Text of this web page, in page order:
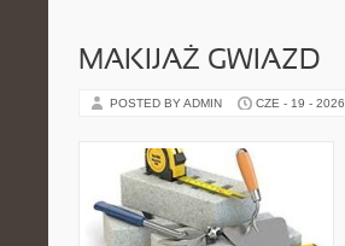
MAKIJAŻ GWIAZD
POSTED BY ADMIN CZE - 19 - 2026